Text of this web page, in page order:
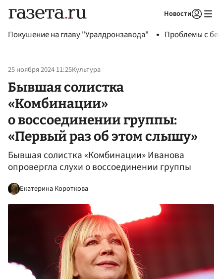
Новости
Покушение на главу "Уралдронзавода" Проблемы с
25 ноября 2024 11:25Культура
Бывшая солистка
«Комбинации»
о воссоединении группы:
«Первый раз об этом слышу»
Бывшая солистка «Комбинации» Иванова
опровергла слухи о воссоединении группы
Екатерина Короткова